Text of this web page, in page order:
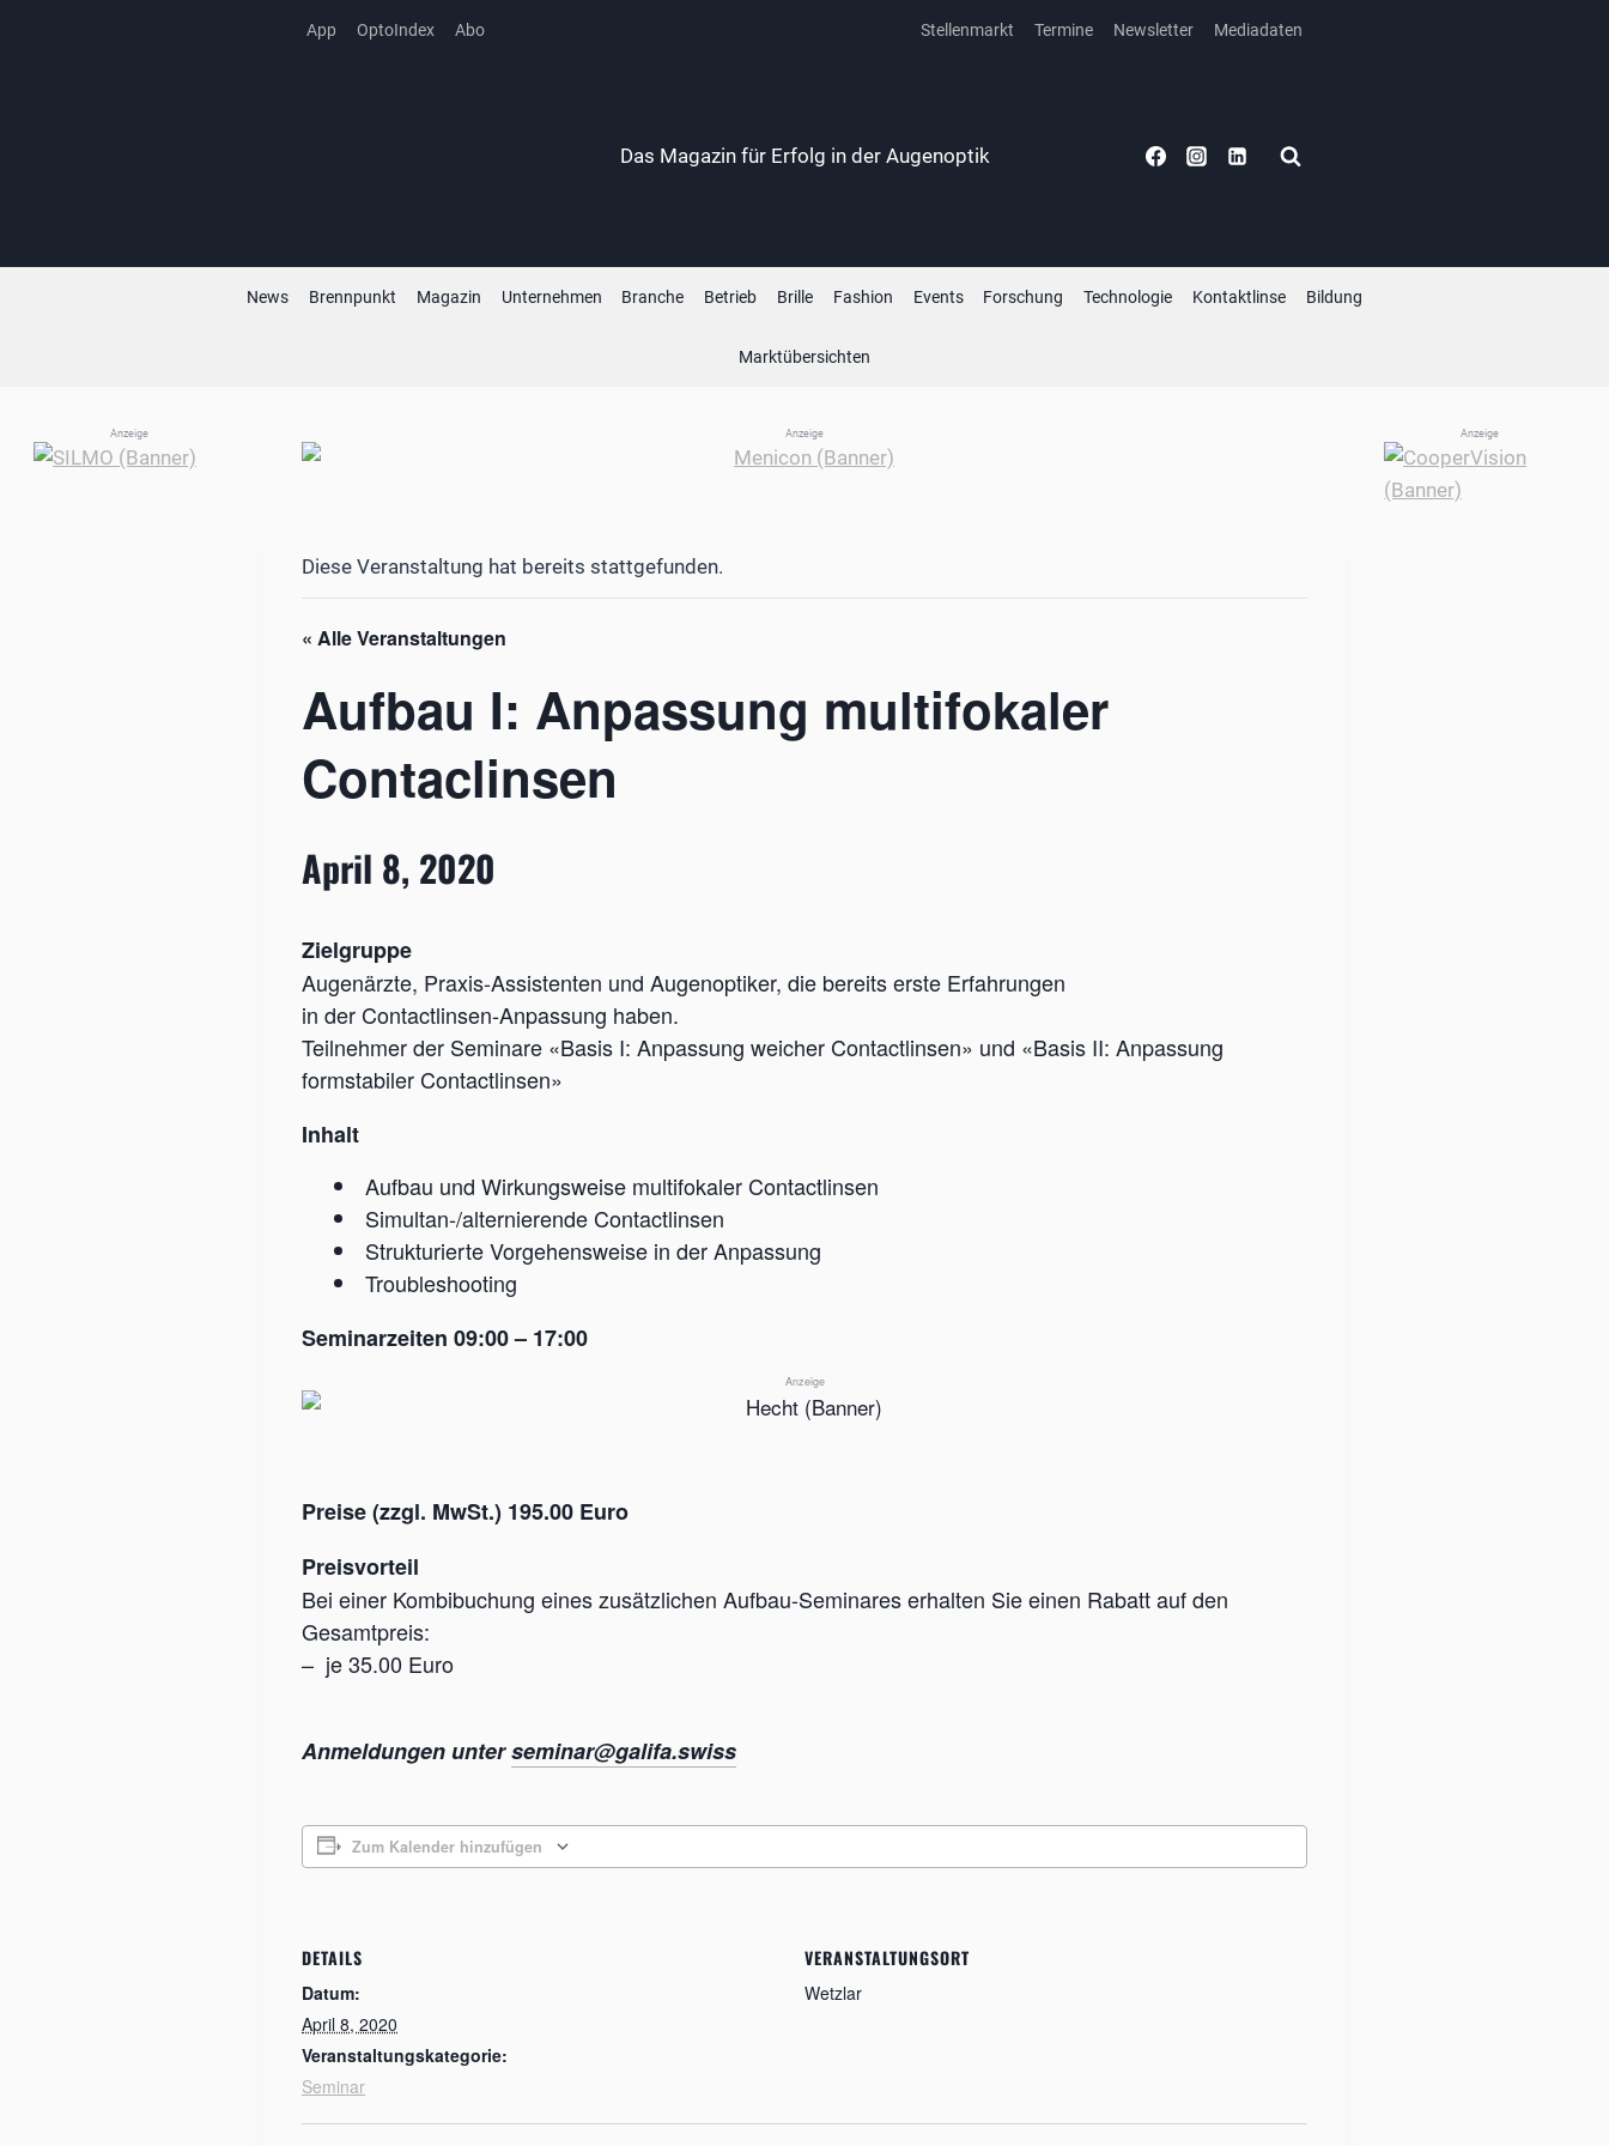
App OptoIndex Abo Stellenmarkt Termine Newsletter Mediadaten
Das Magazin für Erfolg in der Augenoptik
News Brennpunkt Magazin Unternehmen Branche Betrieb Brille Fashion Events Forschung Technologie Kontaktlinse Bildung
Marktübersichten
Anzeige
Anzeige Anzeige
Diese Veranstaltung hat bereits stattgefunden.
« Alle Veranstaltungen
Aufbau I: Anpassung multifokaler
Contaclinsen
April 8, 2020
Zielgruppe
Augenärzte, Praxis-Assistenten und Augenoptiker, die bereits erste Erfahrungen
in der Contactlinsen-Anpassung haben.
Teilnehmer der Seminare «Basis I: Anpassung weicher Contactlinsen» und «Basis II: Anpassung
formstabiler Contactlinsen»
Inhalt
Aufbau und Wirkungsweise multifokaler Contactlinsen
Simultan-/alternierende Contactlinsen
Strukturierte Vorgehensweise in der Anpassung
Troubleshooting
Seminarzeiten 09:00 – 17:00
Anzeige
Preise (zzgl. MwSt.) 195.00 Euro
Preisvorteil
Bei einer Kombibuchung eines zusätzlichen Aufbau-Seminares erhalten Sie einen Rabatt auf den
Gesamtpreis:
– je 35.00 Euro
Anmeldungen unterseminar@galifa.swiss
Zum Kalender hinzufügen
DETAILS
Datum:
April 8, 2020
Veranstaltungskategorie:
Seminar
VERANSTALTUNGSORT
Wetzlar